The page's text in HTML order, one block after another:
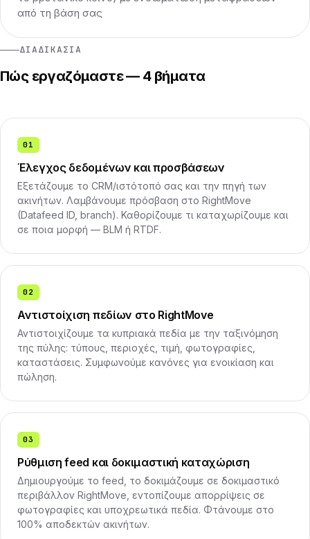
από τη βάση σας
ΔΙΑΔΙΚΑΣΊΑ
Πώς εργαζόμαστε — 4 βήματα
01
Έλεγχος δεδομένων και προσβάσεων
Εξετάζουμε το CRM/ιστότοπό σας και την πηγή των
ακινήτων. Λαμβάνουμε πρόσβαση στο RightMove
(Datafeed ID, branch). Καθορίζουμε τι καταχωρίζουμε και
σε ποια μορφή — BLM ή RTDF.
02
Αντιστοίχιση πεδίων στο RightMove
Αντιστοιχίζουμε τα κυπριακά πεδία με την ταξινόμηση
της πύλης: τύπους, περιοχές, τιμή, φωτογραφίες,
καταστάσεις. Συμφωνούμε κανόνες για ενοικίαση και
πώληση.
03
Ρύθμιση feed και δοκιμαστική καταχώριση
Δημιουργούμε το feed, το δοκιμάζουμε σε δοκιμαστικό
περιβάλλον RightMove, εντοπίζουμε απορρίψεις σε
φωτογραφίες και υποχρεωτικά πεδία. Φτάνουμε στο
100% αποδεκτών ακινήτων.